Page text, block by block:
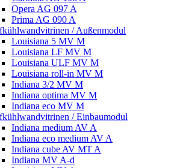
Opera AG 097 A
Prima AG 090 A
/ Außenmodul
Louisiana 5 MV M
Louisiana LF MV M
Louisiana ULF MV M
Louisiana roll-in MV M
Indiana 3/2 MV M
Indiana optima MV M
Indiana eco MV M
/ Einbaumodul
Indiana medium AV A
Indiana eco medium AV A
Indiana cube AV MT A
Indiana MV A-d